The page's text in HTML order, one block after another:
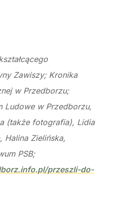
Zawiszy; Kronika
w Przedborzu;
Ludowe w Przedborzu,
(także fotografia), Lidia
Halina Zielińska,
PSB;
przeszli-do-